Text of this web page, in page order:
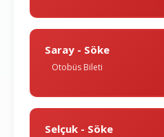
Saray - Söke
Otobüs Bileti
Selçuk - Söke